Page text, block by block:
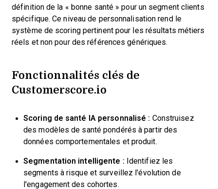
définition de la « bonne santé » pour un segment clients
spécifique. Ce niveau de personnalisation rend le
système de scoring pertinent pour les résultats métiers
réels et non pour des références génériques.
Fonctionnalités clés de
Customerscore.io
Scoring de santé IA personnalisé : Construisez
des modèles de santé pondérés à partir des
données comportementales et produit.
Segmentation intelligente : Identifiez les
segments à risque et surveillez l'évolution de
l'engagement des cohortes.